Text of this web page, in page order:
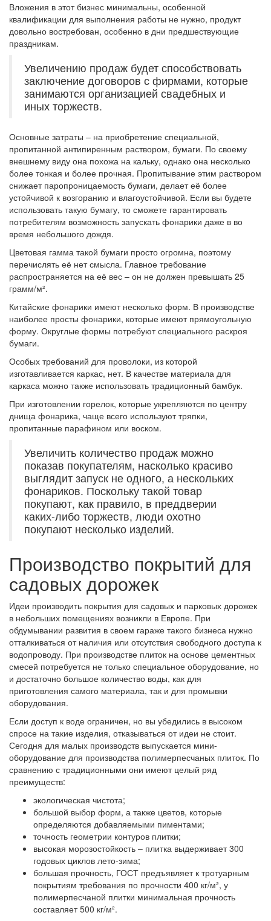
Вложения в этот бизнес минимальны, особенной
квалификации для выполнения работы не нужно, продукт
довольно востребован, особенно в дни предшествующие
праздникам.
Увеличению продаж будет способствовать
заключение договоров с фирмами, которые
занимаются организацией свадебных и
иных торжеств.
Основные затраты – на приобретение специальной,
пропитанной антипиренным раствором, бумаги. По своему
внешнему виду она похожа на кальку, однако она несколько
более тонкая и более прочная. Пропитывание этим раствором
снижает паропроницаемость бумаги, делает её более
устойчивой к возгоранию и влагоустойчивой. Если вы будете
использовать такую бумагу, то сможете гарантировать
потребителям возможность запускать фонарики даже в во
время небольшого дождя.
Цветовая гамма такой бумаги просто огромна, поэтому
перечислять её нет смысла. Главное требование
распространяется на её вес – он не должен превышать 25
грамм/м².
Китайские фонарики имеют несколько форм. В производстве
наиболее просты фонарики, которые имеют прямоугольную
форму. Округлые формы потребуют специального раскроя
бумаги.
Особых требований для проволоки, из которой
изготавливается каркас, нет. В качестве материала для
каркаса можно также использовать традиционный бамбук.
При изготовлении горелок, которые укрепляются по центру
днища фонарика, чаще всего используют тряпки,
пропитанные парафином или воском.
Увеличить количество продаж можно
показав покупателям, насколько красиво
выглядит запуск не одного, а нескольких
фонариков. Поскольку такой товар
покупают, как правило, в преддверии
каких-либо торжеств, люди охотно
покупают несколько изделий.
Производство покрытий для
садовых дорожек
Идеи производить покрытия для садовых и парковых дорожек
в небольших помещениях возникли в Европе. При
обдумывании развития в своем гараже такого бизнеса нужно
отталкиваться от наличия или отсутствия свободного доступа к
водопроводу. При производстве плиток на основе цементных
смесей потребуется не только специальное оборудование, но
и достаточно большое количество воды, как для
приготовления самого материала, так и для промывки
оборудования.
Если доступ к воде ограничен, но вы убедились в высоком
спросе на такие изделия, отказываться от идеи не стоит.
Сегодня для малых производств выпускается мини-
оборудование для производства полимерпесчаных плиток. По
сравнению с традиционными они имеют целый ряд
преимуществ:
экологическая чистота;
большой выбор форм, а также цветов, которые
определяются добавляемыми пиментами;
точность геометрии контуров плитки;
высокая морозостойкость – плитка выдерживает 300
годовых циклов лето-зима;
большая прочность, ГОСТ предъявляет к тротуарным
покрытиям требования по прочности 400 кг/м², у
полимерпесчаной плитки минимальная прочность
составляет 500 кг/м².